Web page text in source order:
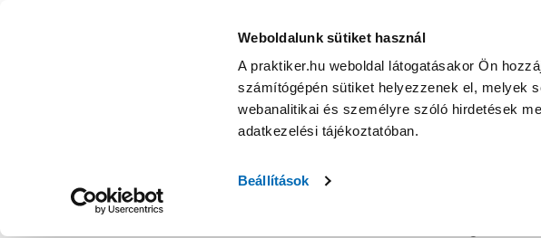
Weboldalunk sütiket használ
A praktiker.hu weboldal látogatásakor Ön
számítógépén sütiket helyezzenek el, melyek
webanalitikai és személyre szóló hirdetések
adatkezelési tájékoztatóban.
Beállítások